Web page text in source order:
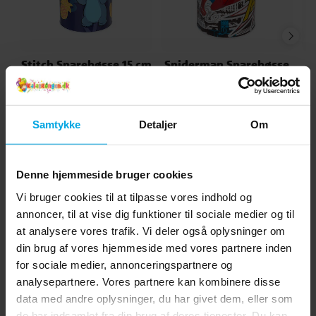
Samtykke Detaljer Om
Denne hjemmeside bruger cookies
Vi bruger cookies til at tilpasse vores indhold og
annoncer, til at vise dig funktioner til sociale medier og til
at analysere vores trafik. Vi deler også oplysninger om
din brug af vores hjemmeside med vores partnere inden
for sociale medier, annonceringspartnere og
analysepartnere. Vores partnere kan kombinere disse
data med andre oplysninger, du har givet dem, eller som
Stitch Sparebøsse 15 cm
Pris:39 kr.
39 kr.
Spiderman Sparebøsse
15 cm
Pris:39 kr.
39 kr.
Andre købte også